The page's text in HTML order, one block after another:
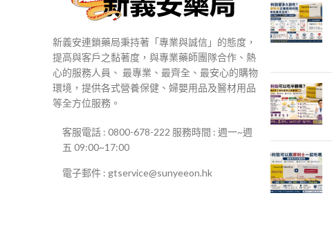
新義安連鎖藥局秉持著「專業與誠信」的態度，
提高與客戶之黏著度，與專業藥師團隊合作、熱
心的服務人員、 最專業、最齊全、最安心的購物
環境，提供各式營養保健、婦嬰用品及醫材用品
等全方位服務。
客服電話 : 0800-678-222 服務時間 : 週一~週
五 09:00~17:00
電子郵件 : gtservice@sunyeeon.hk